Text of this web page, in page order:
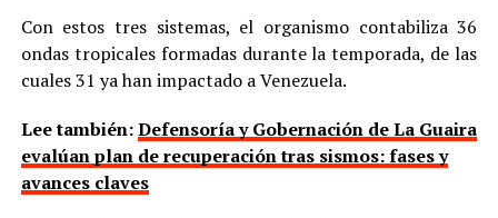
Con estos tres sistemas, el organismo contabiliza 36
ondas tropicales formadas durante la temporada, de las
cuales 31 ya han impactado a Venezuela.
Lee también:Defensoría y Gobernación de La Guaira
evalúan plan de recuperación tras sismos: fases y
avances claves